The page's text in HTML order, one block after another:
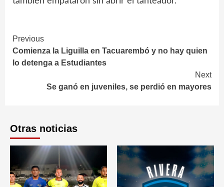
Continue
Reading
Previous
Comienza la Liguilla en Tacuarembó y no hay quien
lo detenga a Estudiantes
Next
Se ganó en juveniles, se perdió en mayores
Otras noticias